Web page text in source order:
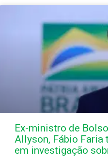
Ex-ministro de
Allyson, Fábio Faria
em investigação